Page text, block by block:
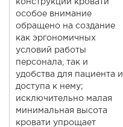
конструкции кровати
особое внимание
обращено на создание
как эргономичных
условий работы
персонала, так и
удобства для пациента и
доступа к нему;
исключительно малая
минимальная высота
кровати упрощает